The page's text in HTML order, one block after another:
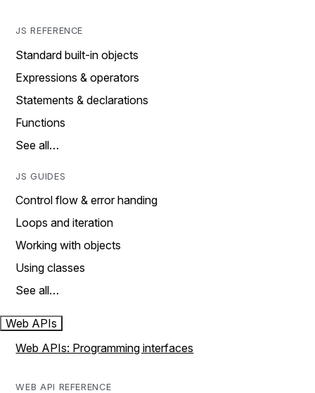
JS REFERENCE
Standard built-in objects
Expressions & operators
Statements & declarations
Functions
See all…
JS GUIDES
Control flow & error handing
Loops and iteration
Working with objects
Using classes
See all…
Web APIs
Web APIs: Programming interfaces
WEB API REFERENCE